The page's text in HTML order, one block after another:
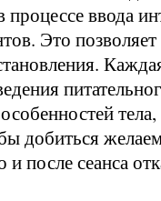
процессе ввода
Это
добиться
после сеанса